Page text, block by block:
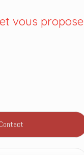
vous propose
Contact